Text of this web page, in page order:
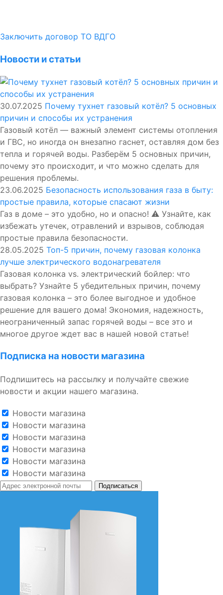
Заключить договор ТО ВДГО
Новости и статьи
30.07.2025 Почему тухнет газовый котёл? 5 основных
причин и способы их устранения
Газовый котёл — важный элемент системы отопления
и ГВС, но иногда он внезапно гаснет, оставляя дом без
тепла и горячей воды. Разберём 5 основных причин,
почему это происходит, и что можно сделать для
решения проблемы.
23.06.2025 Безопасность использования газа в быту:
простые правила, которые спасают жизни
Газ в доме – это удобно, но и опасно! ⚠️ Узнайте, как
избежать утечек, отравлений и взрывов, соблюдая
простые правила безопасности.
28.05.2025 Топ-5 причин, почему газовая колонка
лучше электрического водонагревателя
Газовая колонка vs. электрический бойлер: что
выбрать? Узнайте 5 убедительных причин, почему
газовая колонка – это более выгодное и удобное
решение для вашего дома! Экономия, надежность,
неограниченный запас горячей воды – все это и
многое другое ждет вас в нашей новой статье!
Подписка на новости магазина
Подпишитесь на рассылку и получайте свежие
новости и акции нашего магазина.
Новости магазина
Новости магазина
Новости магазина
Новости магазина
Новости магазина
Новости магазина